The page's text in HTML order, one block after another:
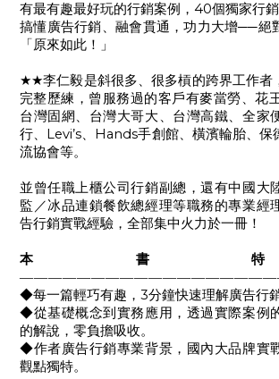
有最有趣最好玩的行銷案例， 40個獨家行銷
搞懂廣告行銷、融會貫通，功力大增──絕
「原來如此！」
★★李仁毅是斜很多、很多槓的跨界工作者
完整歷練，曾服務過的客戶有麥當勞、花王
台灣固網、台灣大哥大、台灣高鐵、全家
行、
Levi’s、 Hands手創館、橫濱輪胎、保
流協會等。
並曾任職上櫃公司行銷副總，還有中國大
監／冰品連鎖餐飲總經理等職務的專業經
告行銷實戰經驗，全部集中火力於一冊！
本書
◆每一篇輕巧有趣， 3分鐘快速理解廣告行
◆從基礎概念到實務應用，透過實際案例
的解說，零負擔吸收。
◆作者廣告行銷專業背景，國內大品牌實
觀點獨特。